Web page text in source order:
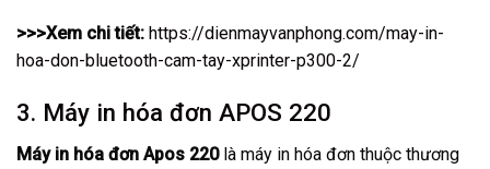
>>>Xem chi tiết: https://dienmayvanphong.com/may-in-
hoa-don-bluetooth-cam-tay-xprinter-p300-2/
3. Máy in hóa đơn APOS 220
Máy in hóa đơn Apos 220 là máy in hóa đơn thuộc thương